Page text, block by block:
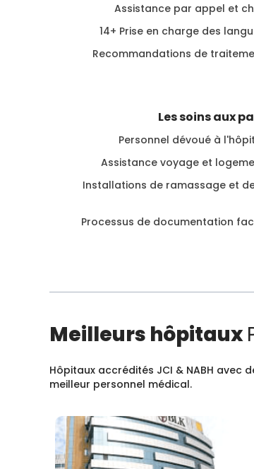
Assistance par appel et
14+ Prise en charge des
Recommandations de
Les soins aux
Personnel dévoué à
Assistance voyage et
Installations de ramassage et
Processus de documentation
Meilleurs hôpitaux
Hôpitaux accrédités JCI & NABH
meilleur personnel médical.